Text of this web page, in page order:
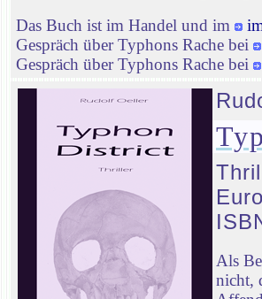
Das Buch ist im Handel und im
Gespräch über Typhons Rache bei
Gespräch über Typhons Rache bei
Als
nicht,